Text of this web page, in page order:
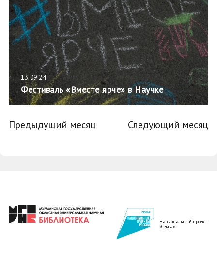
13.09.24
Фестиваль «Вместе ярче» в Научке
Предыдущий месяц Следующий месяц
Национальный проект
«Семья»